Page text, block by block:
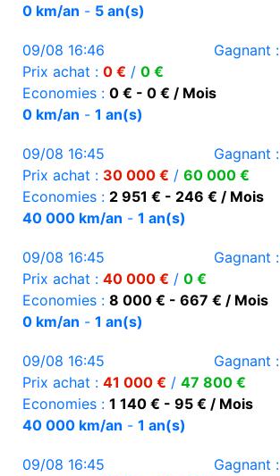
0 km/an - 5 an(s)
09/08 16:46 Gagnant :
Prix achat : 0 € / 0 €
Economies : 0 € - 0 € / Mois
0 km/an - 1 an(s)
09/08 16:45 Gagnant :
Prix achat : 30 000 € / 60 000 €
Economies : 2 951 € - 246 € / Mois
40 000 km/an - 1 an(s)
09/08 16:45 Gagnant :
Prix achat : 40 000 € / 0 €
Economies : 8 000 € - 667 € / Mois
0 km/an - 1 an(s)
09/08 16:45 Gagnant :
Prix achat : 41 000 € / 47 800 €
Economies : 1 140 € - 95 € / Mois
40 000 km/an - 1 an(s)
09/08 16:45 Gagnant :